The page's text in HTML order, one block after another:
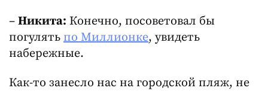
– Никита: Конечно, посоветовал бы
погулять по Миллионке, увидеть
набережные.
Как-то занесло нас на городской пляж, не